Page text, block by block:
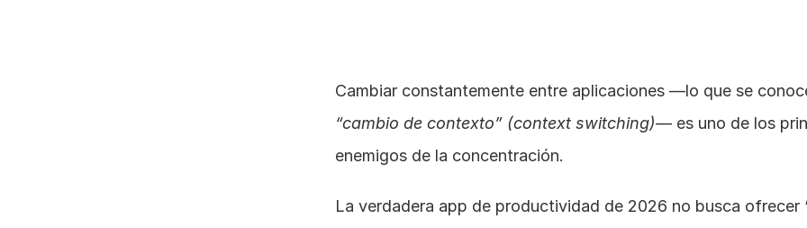
“cambio de contexto” (context switching)— es uno de los
enemigos de la concentración.
La verdadera app de productividad de 2026 no busca ofrecer